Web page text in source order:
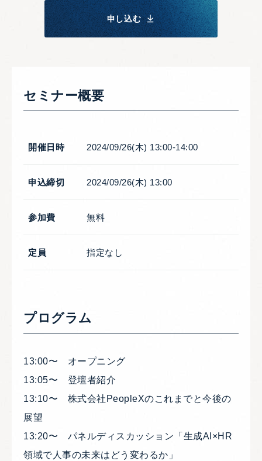
申し込む
セミナー概要
開催日時 2024/09/26(木) 13:00-14:00
申込締切 2024/09/26(木) 13:00
参加費 無料
定員 指定なし
プログラム
13:00〜 オープニング
13:05〜 登壇者紹介
13:10〜 株式会社PeopleXのこれまでと今後の
展望
13:20〜 パネルディスカッション「生成AI×HR
領域で人事の未来はどう変わるか」